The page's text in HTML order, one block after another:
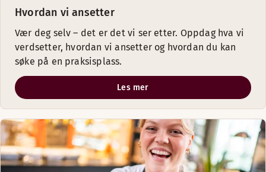
Hvordan vi ansetter
Vær deg selv – det er det vi ser etter. Oppdag hva vi
verdsetter, hvordan vi ansetter og hvordan du kan
søke på en praksisplass.
Les mer